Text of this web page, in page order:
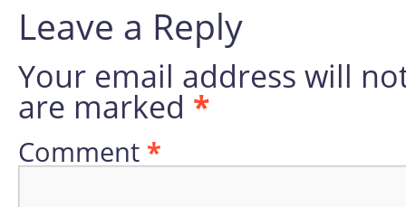
Leave a Reply
Your email address will
are marked *
Comment *